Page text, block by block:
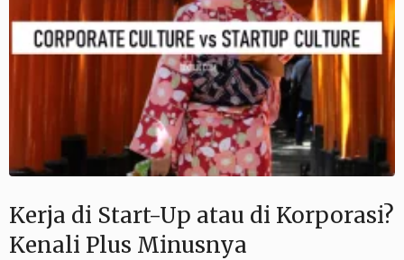
Kerja di Start-Up atau di Korporasi?
Kenali Plus Minusnya